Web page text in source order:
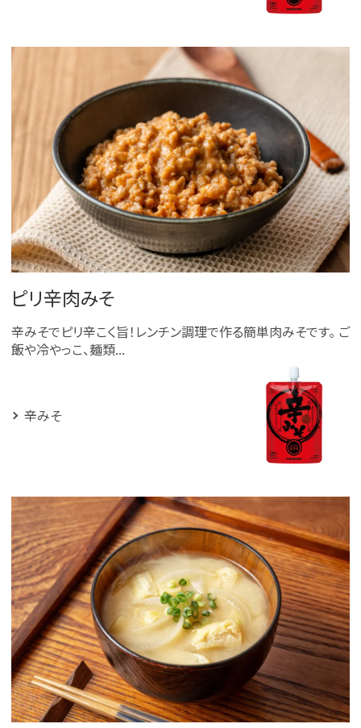
ピリ辛肉みそ
辛みそでピリ辛こく旨！レンチン調理で作る簡単肉みそです。 ご
飯や冷やっこ、麺類...
辛みそ